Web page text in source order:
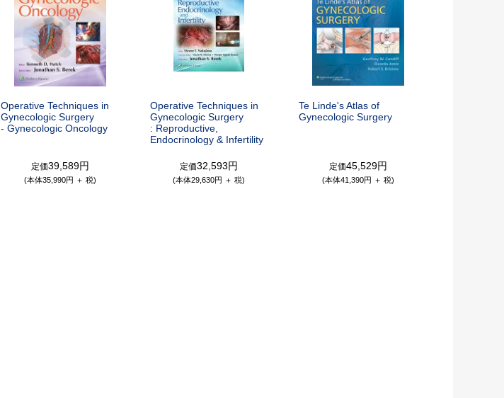
Operative Techniques in
Gynecologic Surgery
- Gynecologic Oncology
定価39,589円
(本体35,990円 ＋ 税)
Operative Techniques in
Gynecologic Surgery
: Reproductive,
Endocrinology & Infertility
定価32,593円
(本体29,630円 ＋ 税)
Te Linde's Atlas of
Gynecologic Surgery
定価45,529円
(本体41,390円 ＋ 税)